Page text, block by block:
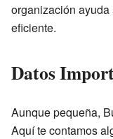
organización
eficiente.
Datos
Aunque pequeña,
Aquí te contamos